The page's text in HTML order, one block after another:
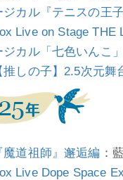
ジカル『テニスの王
Live on Stage THE
ジカル「七色いんこ」
推しの子】2.5次元舞
魔道祖師』邂逅編 ：
Live Dope Space